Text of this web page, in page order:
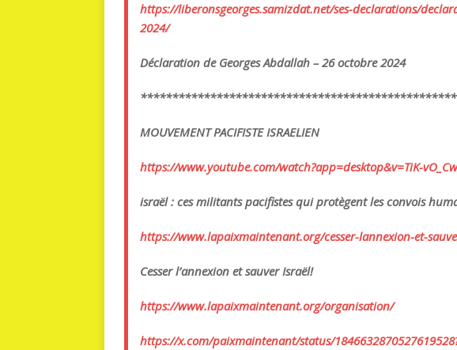
https://liberonsgeorges.samizdat.net/ses-declarations/
2024/
Déclaration de Georges Abdallah – 26 octobre 2024
******************************
MOUVEMENT PACIFISTE ISRAELIEN
https://www.youtube.com/watch?app=desktop&v=TiK-
israël : ces militants pacifistes qui protègent les convois
https://www.lapaixmaintenant.org/cesser-lannexion-et-
Cesser l’annexion et sauver Israël!
https://www.lapaixmaintenant.org/organisation/
https://x.com/paixmaintenant/status/